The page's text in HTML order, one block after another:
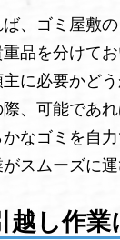
、ゴミ屋敷
品を分けて
に必要かど
際、可能であ
なゴミを自
スムーズに運
し作業